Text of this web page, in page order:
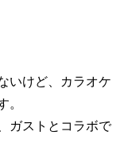
いけど、カラオケ
。
ガストとコラボで